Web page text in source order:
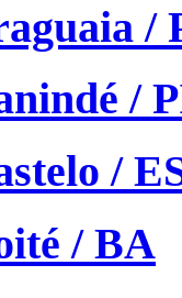
/
/
/
/ BA